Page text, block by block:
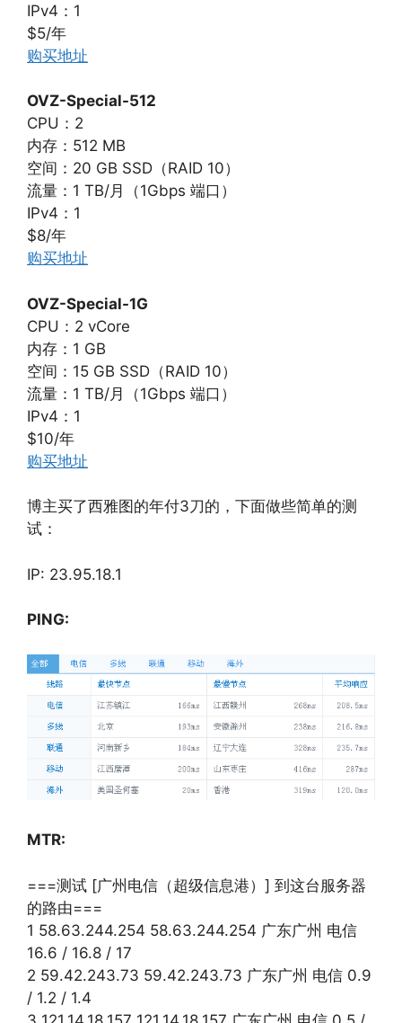
IPv4：1
$5/年
购买地址
OVZ-Special-512
CPU：2
内存：512 MB
空间：20 GB SSD（RAID 10）
流量：1 TB/月（1Gbps 端口）
IPv4：1
$8/年
购买地址
OVZ-Special-1G
CPU：2 vCore
内存：1 GB
空间：15 GB SSD（RAID 10）
流量：1 TB/月（1Gbps 端口）
IPv4：1
$10/年
购买地址
博主买了西雅图的年付3刀的，下面做些简单的测
试：
IP: 23.95.18.1
PING:
MTR:
===测试 [广州电信（超级信息港）] 到这台服务器
的路由===
1 58.63.244.254 58.63.244.254 广东广州 电信
16.6 / 16.8 / 17
2 59.42.243.73 59.42.243.73 广东广州 电信 0.9
/ 1.2 / 1.4